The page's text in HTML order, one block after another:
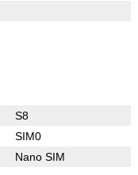
S8
SIM0
Nano SIM